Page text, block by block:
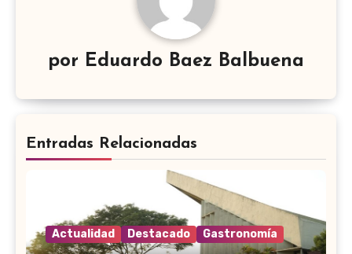
por Eduardo Baez Balbuena
Entradas Relacionadas
Actualidad Destacado Gastronomía